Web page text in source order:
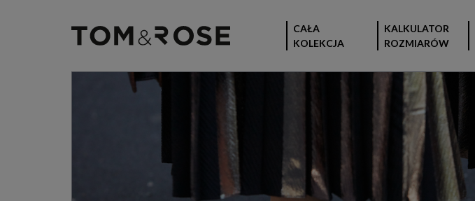
CAŁA
KOLEKCJA
KALKULATOR
ROZMIARÓW